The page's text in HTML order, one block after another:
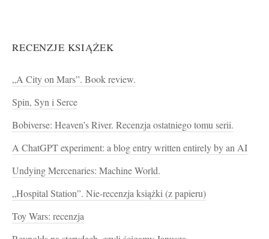
RECENZJE KSIĄŻEK
„A City on Mars”. Book review.
Spin, Syn i Serce
Bobiverse: Heaven’s River. Recenzja ostatniego tomu serii.
A ChatGPT experiment: a blog entry written entirely by an AI
Undying Mercenaries: Machine World.
„Hospital Station”. Nie-recenzja książki (z papieru)
Toy Wars: recenzja